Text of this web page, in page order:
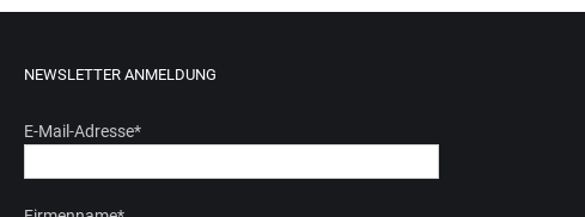
NEWSLETTER ANMELDUNG
E-Mail-Adresse*